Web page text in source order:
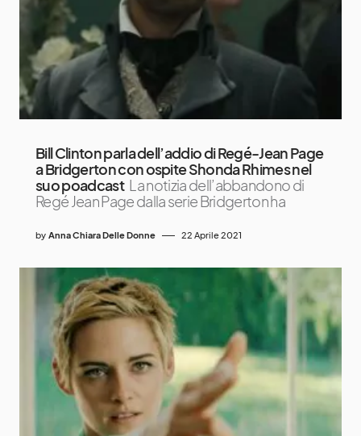
Bill Clinton parla dell’addio di Regé-Jean Page
a Bridgerton con ospite Shonda Rhimes nel
suo poadcast La notizia dell’abbandono di
Regé Jean Page dalla serie Bridgerton ha
by Anna Chiara Delle Donne 22 Aprile 2021